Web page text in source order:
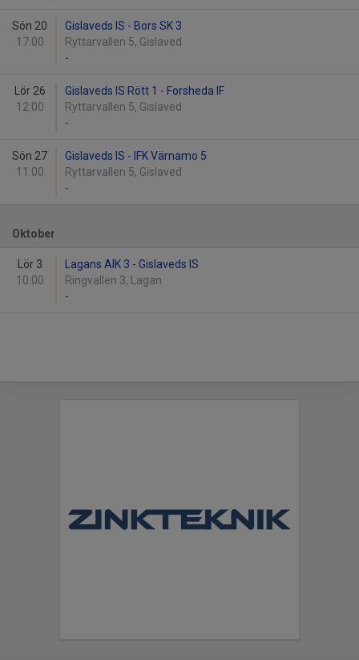
Sön 20
17:00
Gislaveds IS - Bors SK 3
Ryttarvallen 5, Gislaved
-
Lör 26
12:00
Gislaveds IS Rött 1 - Forsheda IF
Ryttarvallen 5, Gislaved
-
Sön 27
11:00
Gislaveds IS - IFK Värnamo 5
Ryttarvallen 5, Gislaved
-
Oktober
Lör 3
10:00
Lagans AIK 3 - Gislaveds IS
Ringvallen 3, Lagan
-